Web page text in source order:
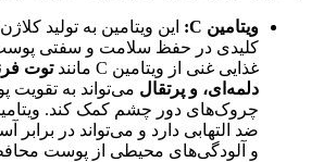
ویتامین C:
این ویتامین به تولید
کلیدی در حفظ سلامت و سفتی
غذایی غنی از ویتامین C مانند
توت
دلمه‌ای، و پرتقال می‌تواند به
ضد التهابی دارد و می‌تواند در
و آلودگی‌های محیطی از پوست